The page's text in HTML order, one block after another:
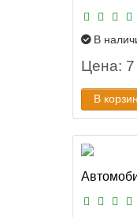
В
Цена: 7
В